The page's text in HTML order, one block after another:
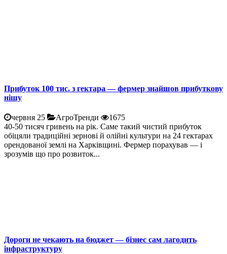
Прибуток 100 тис. з гектара — фермер знайшов прибуткову
нішу
червня 25 АгроТренди
1675
40-50 тисяч гривень на рік. Саме такий чистий прибуток
обіцяли традиційні зернові й олійні культури на 24 гектарах
орендованої землі на Харківщині. Фермер порахував — і
зрозумів що про розвиток...
Дороги не чекають на бюджет — бізнес сам лагодить
інфраструктуру